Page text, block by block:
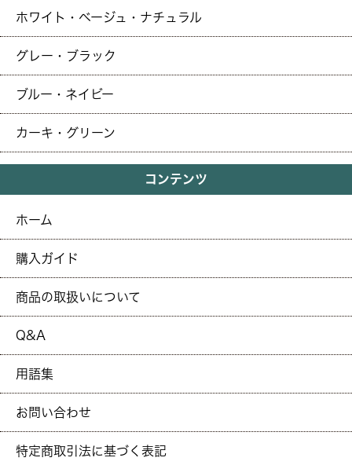
ホワイト・ベージュ・ナチュラル
グレー・ブラック
ブルー・ネイビー
カーキ・グリーン
コンテンツ
ホーム
購入ガイド
商品の取扱いについて
Q&A
用語集
お問い合わせ
特定商取引法に基づく表記